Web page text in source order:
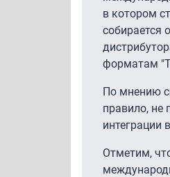
в котором
собирается
форматам
По мнению
правило, не
интеграции
Отметим,